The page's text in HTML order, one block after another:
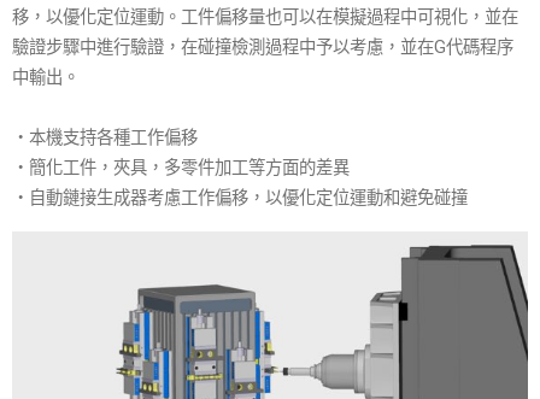
移，以優化定位運動。工件偏移量也可以在模擬過程中可視化，並在
驗證步驟中進行驗證，在碰撞檢測過程中予以考慮，並在G代碼程序
中輸出。
・本機支持各種工作偏移
・簡化工件，夾具，多零件加工等方面的差異
・自動鏈接生成器考慮工作偏移，以優化定位運動和避免碰撞